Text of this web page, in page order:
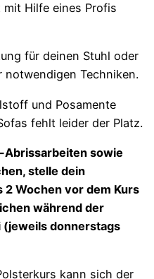
Hilfe eines Profis
für deinen Stuhl oder
notwendigen Techniken.
und Posamente
fehlt leider der Platz.
sowie
stelle dein
Wochen vor dem Kurs
während der
(jeweils donnerstags
kann sich der